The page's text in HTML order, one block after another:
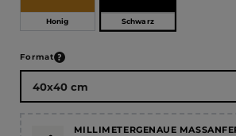
Honig Schwarz
Formatauswählen
MILLIMETERGENAUE